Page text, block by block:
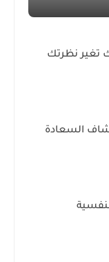
تغير نظرتك
السعادة